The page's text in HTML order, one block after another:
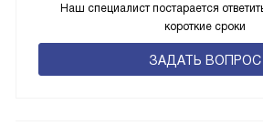
Наш специалист постарается
короткие сроки
ЗАДАТЬ ВОПРОС